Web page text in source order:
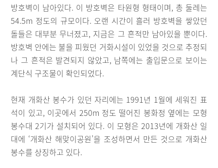
방호벽이 남아있다. 이 방호벽은 타원형 형태이며, 총 둘레는
54.5m 정도의 규모이다. 오랜 시간이 흘러 방호벽을 쌓았던
돌들은 대부분 무너졌고, 지금은 그 흔적만 남아있을 뿐이다.
방호벽 안에는 불을 피웠던 거화시설이 있었을 것으로 추정되
나 그 흔적은 발견되지 않았고, 남쪽에는 출입문으로 보이는
계단식 구조물이 확인되었다.
현재 개화산 봉수가 있던 자리에는 1991년 1월에 세워진 표
석이 있고, 이곳에서 250m 정도 떨어진 봉화정 옆에는 모형
봉수대 2기가 설치되어 있다. 이 모형은 2013년에 개화산 일
대에 ‘개화산 해맞이공원’을 조성하면서 만든 것으로 개화산
봉수를 상징하고 있다.